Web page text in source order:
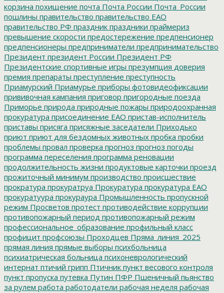
корзина похищение почта Почта России Почта_России
пошлины правительство правительство ЕАО
правительство РФ праздник праздники праймериз
превышение скорости предостережение предпенсионер
предпенсионеры предприниматели предпринимательство
Президент президент России Президент РФ
Президентские спортивные игры презумпция доверия
премия препараты преступление преступность
Приамурский Приамурье приборы фотовидеофиксации
прививочная кампания приговор пригородные поезда
Приморье природа природные пожары природоохранная
прокуратура присоединение ЕАО пристав-исполнитель
приставы присяга присяжные заседатели Приходько
приют приют для бездомных животных пробка пробки
проблемы провал проверка прогноз прогноз погоды
программа переселения программа реновации
продолжительность жизни продуктовые карточки проезд
прожиточный минимум производство происшествие
прократура прокуратруа Прокуратура прокуратура ЕАО
прокуратуура прокураура Промышленность пропускной
режим Просветов протест противодействие коррупции
противопожарный период противопожарный режим
профессиональное_образование профильный класс
профицит профсоюзы Проходцев Пряма_линия_2025
прямая линия прямые выборы психбольница
психиатрическая больница психоневрологический
интернат птичий грипп Птичник пункт весового контроля
пункт пропуска путевка Путин ПФР Пшеничный пьянство
за рулем работа работодатели рабочая неделя рабочая